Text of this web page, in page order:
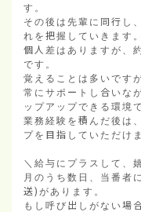
す。
その後は先輩に同行し
れを把握していきます。
個人差はありますが、
です。
覚えることは多いです
常にサポートし合いな
ップアップできる環境
業務経験を積んだ後は
プを目指していただけ
＼給与にプラスして、
月のうち数日、当番者
送)があります。
もし呼び出しがない場